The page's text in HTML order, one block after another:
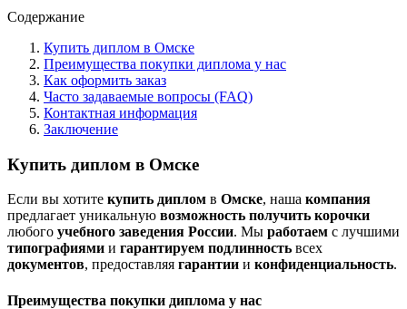
Содержание
Купить диплом в Омске
Преимущества покупки диплома у нас
Как оформить заказ
Часто задаваемые вопросы (FAQ)
Контактная информация
Заключение
Купить диплом в Омске
Если вы хотите купить диплом в Омске, наша компания
предлагает уникальную возможность получить корочки
любого учебного заведения России. Мы работаем с лучшими
типографиями и гарантируем подлинность всех
документов, предоставляя гарантии и конфиденциальность.
Преимущества покупки диплома у нас